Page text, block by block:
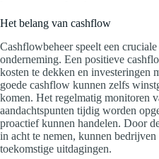
Het belang van cashflow
Cashflowbeheer speelt een
onderneming. Een positieve
kosten te dekken en investeringen
goede cashflow kunnen zelfs
komen. Het regelmatig monitoren
aandachtspunten tijdig worden
proactief kunnen handelen. Door
in acht te nemen, kunnen
toekomstige uitdagingen.